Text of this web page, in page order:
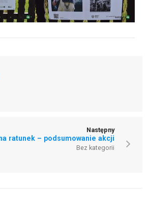
Następny
ratunek – podsumowanie akcji
Bez kategorii